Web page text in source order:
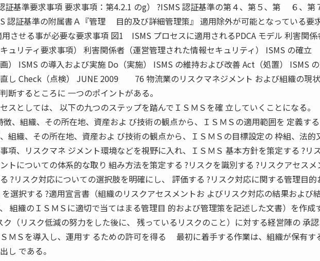
証基準要求事項 要求事項：第4.2.1 のg） ?ISMS 認証基準の第４、第５、第 ６、第
認証基準の附属書Ａ『管理 目的及び詳細管理策』 適用除外が可能となっている要
させる事が必要な要求事項 図1 ISMS プロセスに適用されるPDCA モデル 利害関係
キュリティ要求事項） 利害関係者（運営管理された情報セキュリティ） ISMS の確立
） ISMS の導入および実施 Do（実施） ISMS の維持および改善 Act（処置） ISMS
し Check（点検） JUNE 2009 76 物流業のリスクマネジメント および組織の現
断するところに 一つのポイントがある。
スとしては、 以下の九つのステップを踏んでＩＳＭＳを確 立していくことになる。
徴、組織、その所在地、資産およ び技術の観点から、ＩＳＭＳの適用範囲を 定義す
組織、その所在地、資産およ び技術の観点から、ＩＳＭＳの目標設定の 枠組、法的
項、リスクマネ ジメント環境などを視野に入れ、ＩＳＭＳ 基本方針を策定する ?リ
トについての体系的な取り 組み方法を策定する ?リスクを識別する ?リスクアセスメ
?リスク対応についての選択肢を明確にし、 評価する ?リスク対応に関する管理目的
選択する ?適用宣言書（組織のリスクアセスメントお よびリスク対応の結果および
組織のＩＳＭＳに適切で当てはまる管理目 的および管理策を記述した文書）を作成
ク（リスク低減の努力をした後に、 残っているリスクのこと）に対する経営陣の 承
ＭＳを導入し、運用す るための許可を得る 最初に着手する作業は、組織が保有す
し である。